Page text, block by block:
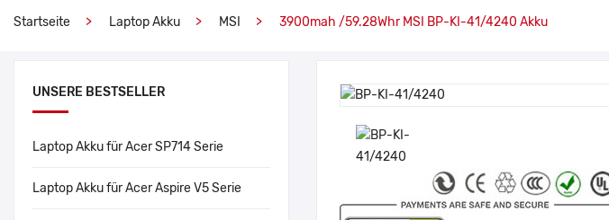
Startseite Laptop Akku MSI 3900mah /59.28Whr MSI BP-KI-41/4240 Akku
UNSERE BESTSELLER
Laptop Akku für Acer SP714 Serie
Laptop Akku für Acer Aspire V5 Serie